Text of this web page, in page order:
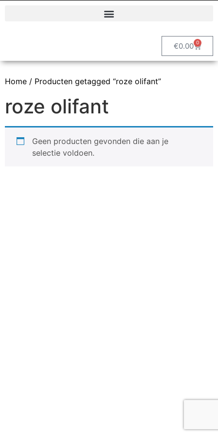
€0.00 0
Home / Producten getagged “roze olifant”
roze olifant
Geen producten gevonden die aan je
selectie voldoen.